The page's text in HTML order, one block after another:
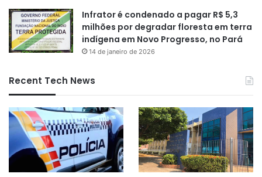
Infrator é condenado a pagar R$ 5,3
milhões por degradar floresta em terra
indígena em Novo Progresso, no Pará
14 de janeiro de 2026
Recent Tech News